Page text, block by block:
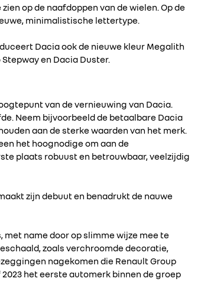
op de naafdoppen van de wielen. Op de
minimalistische lettertype.
Dacia ook de nieuwe kleur Megalith
en Dacia Duster.
van de vernieuwing van Dacia.
Neem bijvoorbeeld de betaalbare Dacia
aan de sterke waarden van het merk.
het hoognodige om aan de
plaats robuust en betrouwbaar, veelzijdig
zijn debuut en benadrukt de nauwe
met name door op slimme wijze mee te
zoals verchroomde decoratie,
nagekomen die Renault Group
het eerste automerk binnen de groep